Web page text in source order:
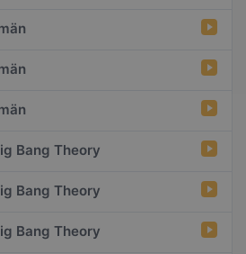
Bang Theory
Bang Theory
Bang Theory